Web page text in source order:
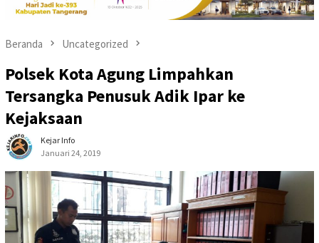
Beranda Uncategorized
Polsek Kota Agung Limpahkan
Tersangka Penusuk Adik Ipar ke
Kejaksaan
Kejar Info
Januari 24, 2019